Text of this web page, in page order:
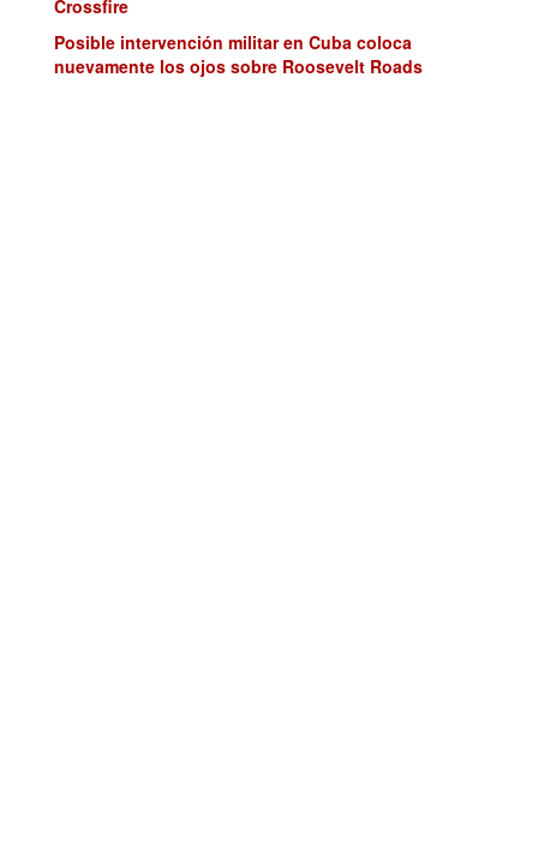
Crossfire
Posible intervención militar en Cuba coloca
nuevamente los ojos sobre Roosevelt Roads